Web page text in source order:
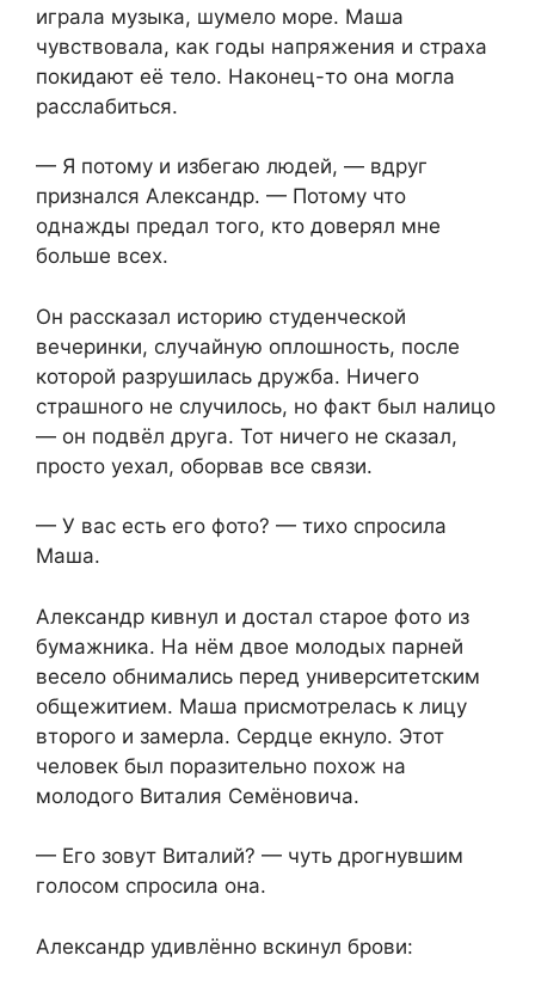
играла музыка, шумело море. Маша
чувствовала, как годы напряжения и страха
покидают её тело. Наконец-то она могла
расслабиться.
— Я потому и избегаю людей, — вдруг
признался Александр. — Потому что
однажды предал того, кто доверял мне
больше всех.
Он рассказал историю студенческой
вечеринки, случайную оплошность, после
которой разрушилась дружба. Ничего
страшного не случилось, но факт был налицо
— он подвёл друга. Тот ничего не сказал,
просто уехал, оборвав все связи.
— У вас есть его фото? — тихо спросила
Маша.
Александр кивнул и достал старое фото из
бумажника. На нём двое молодых парней
весело обнимались перед университетским
общежитием. Маша присмотрелась к лицу
второго и замерла. Сердце екнуло. Этот
человек был поразительно похож на
молодого Виталия Семёновича.
— Его зовут Виталий? — чуть дрогнувшим
голосом спросила она.
Александр удивлённо вскинул брови: